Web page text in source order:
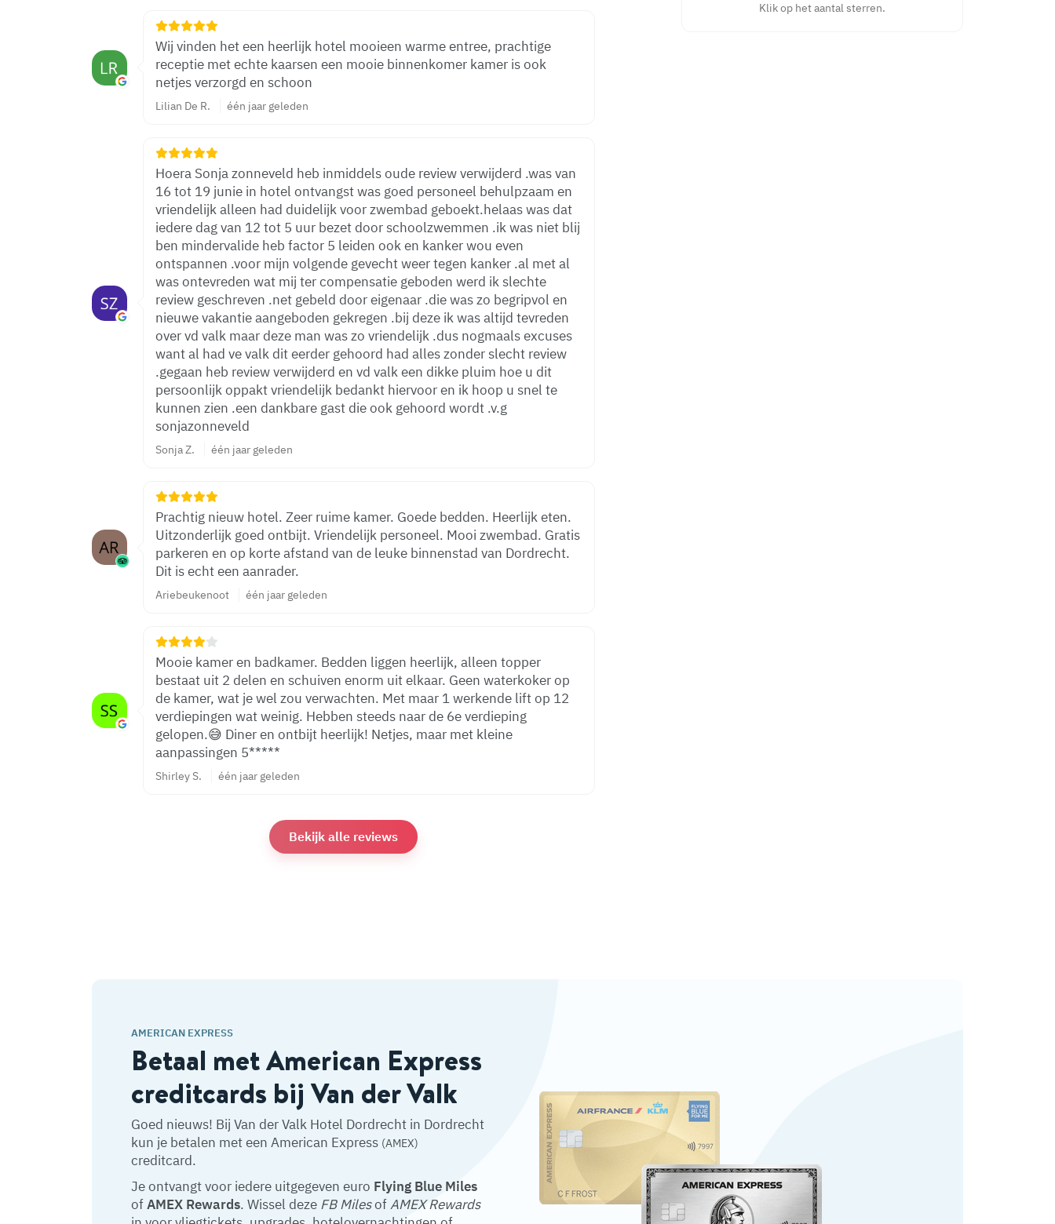
Wij vinden het een heerlijk hotel mooieen warme entree, prachtige
receptie met echte kaarsen een mooie binnenkomer kamer is ook
netjes verzorgd en schoon
Lilian De R. één jaar geleden
Hoera Sonja zonneveld heb inmiddels oude review verwijderd .was van
16 tot 19 junie in hotel ontvangst was goed personeel behulpzaam en
vriendelijk alleen had duidelijk voor zwembad geboekt.helaas was dat
iedere dag van 12 tot 5 uur bezet door schoolzwemmen .ik was niet blij
ben mindervalide heb factor 5 leiden ook en kanker wou even
ontspannen .voor mijn volgende gevecht weer tegen kanker .al met al
was ontevreden wat mij ter compensatie geboden werd ik slechte
review geschreven .net gebeld door eigenaar .die was zo begripvol en
nieuwe vakantie aangeboden gekregen .bij deze ik was altijd tevreden
over vd valk maar deze man was zo vriendelijk .dus nogmaals excuses
want al had ve valk dit eerder gehoord had alles zonder slecht review
.gegaan heb review verwijderd en vd valk een dikke pluim hoe u dit
persoonlijk oppakt vriendelijk bedankt hiervoor en ik hoop u snel te
kunnen zien .een dankbare gast die ook gehoord wordt .v.g
sonjazonneveld
Sonja Z. één jaar geleden
Prachtig nieuw hotel. Zeer ruime kamer. Goede bedden. Heerlijk eten.
Uitzonderlijk goed ontbijt. Vriendelijk personeel. Mooi zwembad. Gratis
parkeren en op korte afstand van de leuke binnenstad van Dordrecht.
Dit is echt een aanrader.
Ariebeukenoot één jaar geleden
Mooie kamer en badkamer. Bedden liggen heerlijk, alleen topper
bestaat uit 2 delen en schuiven enorm uit elkaar. Geen waterkoker op
de kamer, wat je wel zou verwachten. Met maar 1 werkende lift op 12
verdiepingen wat weinig. Hebben steeds naar de 6e verdieping
gelopen.😅 Diner en ontbijt heerlijk! Netjes, maar met kleine
aanpassingen 5*****
Shirley S. één jaar geleden
Bekijk alle reviews
Klik op het aantal sterren.
AMERICAN EXPRESS
Betaal met American Express
creditcards bij Van der Valk
Goed nieuws! Bij Van der Valk Hotel Dordrecht in Dordrecht
kun je betalen met een American Express (AMEX)
creditcard.
Je ontvangt voor iedere uitgegeven euro Flying Blue Miles
ofAMEX Rewards. Wissel deze FB MilesofAMEX Rewards